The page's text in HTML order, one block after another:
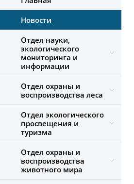
Новости
Отдел науки,
экологического
мониторинга и
информации
Отдел охраны и
воспроизводства леса
Отдел экологического
просвещения и
туризма
Отдел охраны и
воспроизводства
животного мира